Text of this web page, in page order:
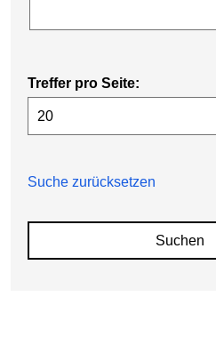
Treffer pro Seite:
Suche zurücksetzen
Suchen